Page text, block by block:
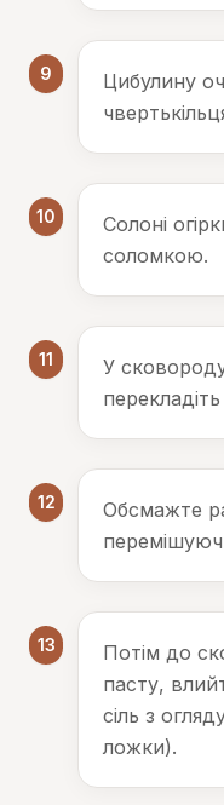
9
Цибулину
10
Солоні
соломкою.
11
У
12
Обсмажте
13
Потім до
пасту,
сіль з
ложки).